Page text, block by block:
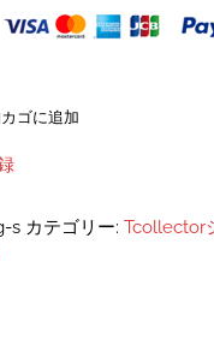
ゴに追加
s カテゴリー: Tcollector